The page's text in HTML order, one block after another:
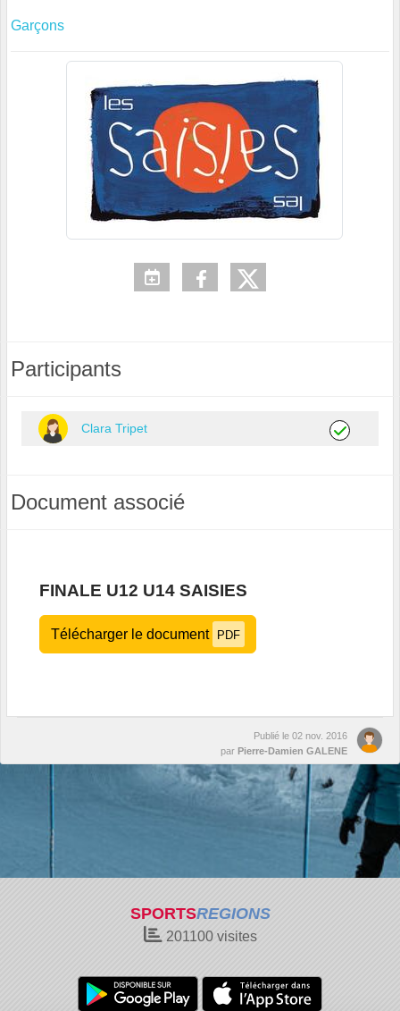
Garçons
Participants
Clara Tripet
Document associé
FINALE U12 U14 SAISIES
Télécharger le document PDF
Publié le 02 nov. 2016
par Pierre-Damien GALENE
SPORTSREGIONS
201100visites